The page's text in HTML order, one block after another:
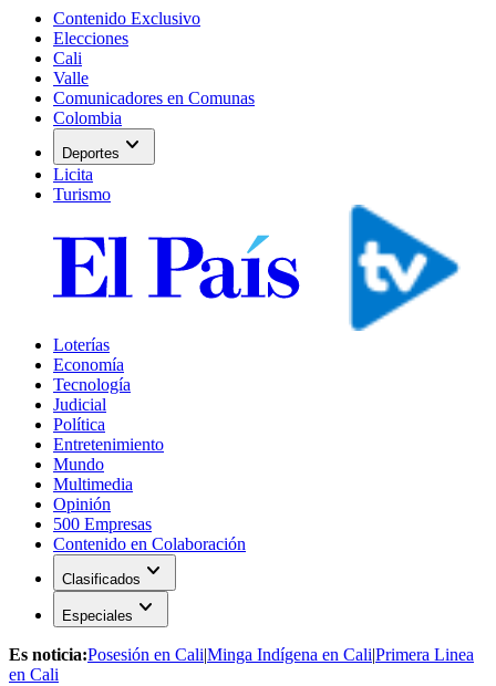
Contenido Exclusivo
Elecciones
Cali
Valle
Comunicadores en Comunas
Colombia
Deportes expand_more
Licita
Turismo
Loterías
Economía
Tecnología
Judicial
Política
Entretenimiento
Mundo
Multimedia
Opinión
500 Empresas
Contenido en Colaboración
Clasificados expand_more
Especiales expand_more
Es noticia:Posesión en Cali|Minga Indígena en Cali|Primera Linea
en Cali